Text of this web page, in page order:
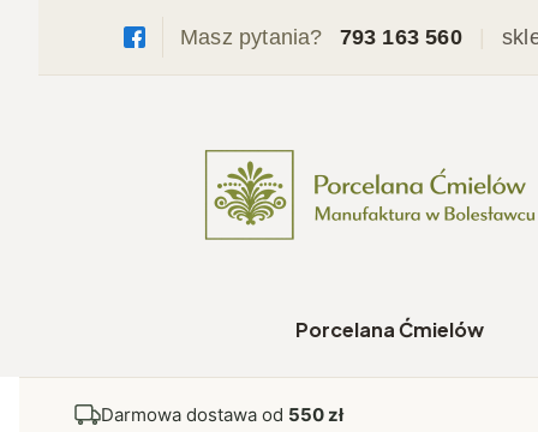
Masz pytania? 793 163 560
Porcelana Ćmielów
Darmowa dostawa od 550 zł